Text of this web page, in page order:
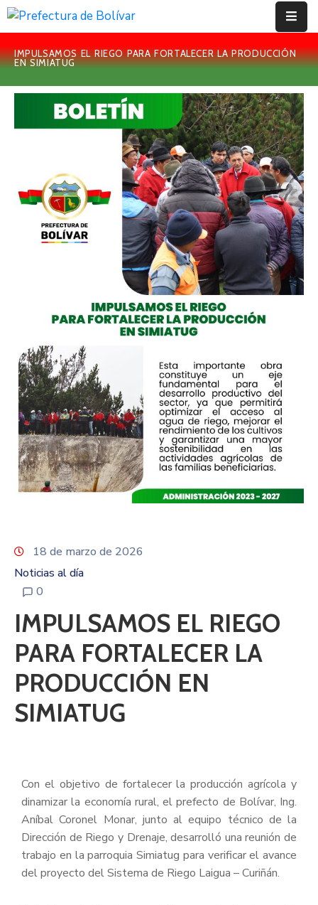
Inicio
Institución
Bolívar
Rendición
De
Cuentas
IMPULSAMOS EL RIEGO PARA FORTALECER LA PRODUCCIÓN
EN SIMIATUG
18 de marzo de 2026
Noticias al día
0
IMPULSAMOS EL RIEGO
PARA FORTALECER LA
PRODUCCIÓN EN
SIMIATUG
Con el objetivo de fortalecer la producción agrícola y
dinamizar la economía rural, el prefecto de Bolívar, Ing.
Aníbal Coronel Monar, junto al equipo técnico de la
Dirección de Riego y Drenaje, desarrolló una reunión de
trabajo en la parroquia Simiatug para verificar el avance
del proyecto del Sistema de Riego Laigua – Curiñán.